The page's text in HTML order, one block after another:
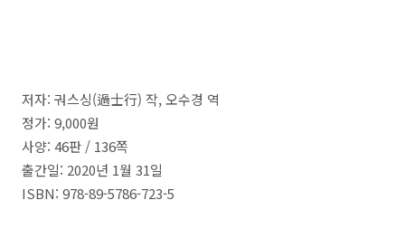
저자: 궈스싱(過士行) 작,오수경 역
정가: 9,000원
사양: 46판 / 136쪽
출간일: 2020년 1월 31일
ISBN: 978-89-5786-723-5